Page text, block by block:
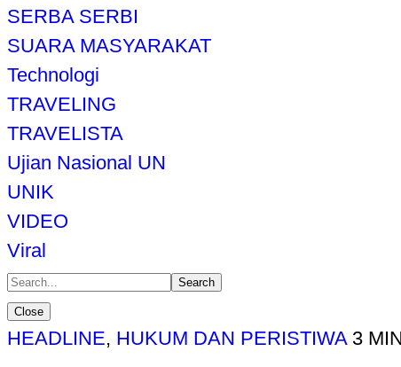
SERBA SERBI
SUARA MASYARAKAT
Technologi
TRAVELING
TRAVELISTA
Ujian Nasional UN
UNIK
VIDEO
Viral
Search
Close
HEADLINE, HUKUM DAN PERISTIWA 3